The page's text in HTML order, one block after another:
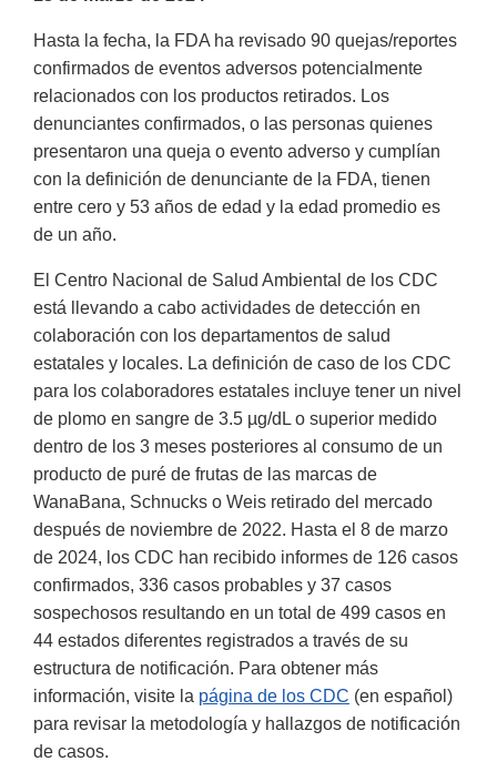
Hasta la fecha, la FDA ha revisado 90 quejas/reportes
confirmados de eventos adversos potencialmente
relacionados con los productos retirados. Los
denunciantes confirmados, o las personas quienes
presentaron una queja o evento adverso y cumplían
con la definición de denunciante de la FDA, tienen
entre cero y 53 años de edad y la edad promedio es
de un año.
El Centro Nacional de Salud Ambiental de los CDC
está llevando a cabo actividades de detección en
colaboración con los departamentos de salud
estatales y locales. La definición de caso de los CDC
para los colaboradores estatales incluye tener un nivel
de plomo en sangre de 3.5 µg/dL o superior medido
dentro de los 3 meses posteriores al consumo de un
producto de puré de frutas de las marcas de
WanaBana, Schnucks o Weis retirado del mercado
después de noviembre de 2022. Hasta el 8 de marzo
de 2024, los CDC han recibido informes de 126 casos
confirmados, 336 casos probables y 37 casos
sospechosos resultando en un total de 499 casos en
44 estados diferentes registrados a través de su
estructura de notificación. Para obtener más
información, visite la página de los CDC (en español)
para revisar la metodología y hallazgos de notificación
de casos.